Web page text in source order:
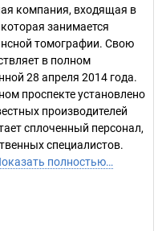
компания, входящая в
занимается
томографии. Свою
в полном
28 апреля 2014 года.
проспекте установлено
производителей
сплоченный персонал,
специалистов.
полностью…